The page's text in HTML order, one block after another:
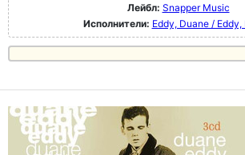
Лейбл: Snapper Music
Исполнители: Eddy, Duane / Eddy,